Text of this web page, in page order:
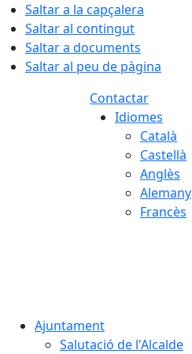
Saltar a la capçalera
Saltar al contingut
Saltar a documents
Saltar al peu de pàgina
Contactar
Idiomes
Català
Castellà
Anglès
Alemany
Francès
Ajuntament
Salutació de l'Alcalde